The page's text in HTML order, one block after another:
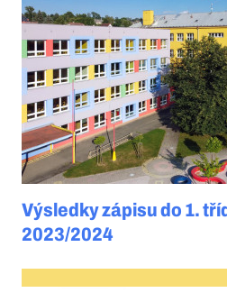
Výsledky zápisu do 1.
2023/2024